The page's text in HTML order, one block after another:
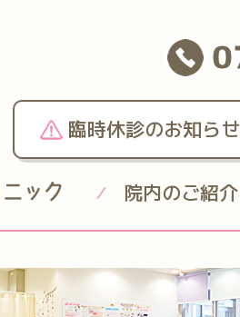
臨時休診のお知らせ
/ 院内のご紹介